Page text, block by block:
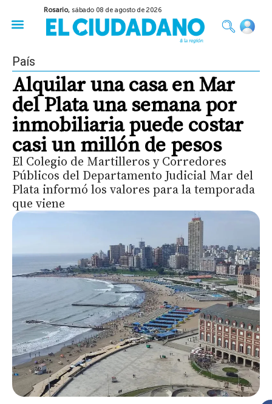
Rosario, sábado 08 de agosto de 2026
País
Alquilar una casa en Mar
del Plata una semana por
inmobiliaria puede costar
casi un millón de pesos
El Colegio de Martilleros y Corredores
Públicos del Departamento Judicial Mar del
Plata informó los valores para la temporada
que viene